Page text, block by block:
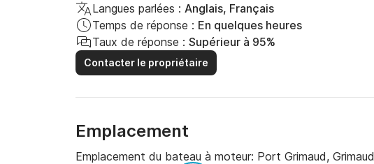
Langues parlées : Anglais, Français
Temps de réponse : En quelques heures
Taux de réponse : Supérieur à 95%
Contacter le propriétaire
Emplacement
Emplacement du bateau à moteur: Port Grimaud, Grimaud